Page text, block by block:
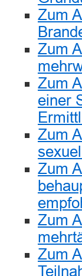
Zum
Zum
Zum
einer
Zum
Zum
Zum
Zum